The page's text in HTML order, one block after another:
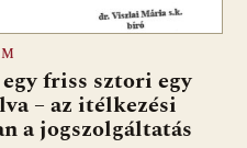
friss sztori egy
– az itélkezési
a jogszolgáltatás